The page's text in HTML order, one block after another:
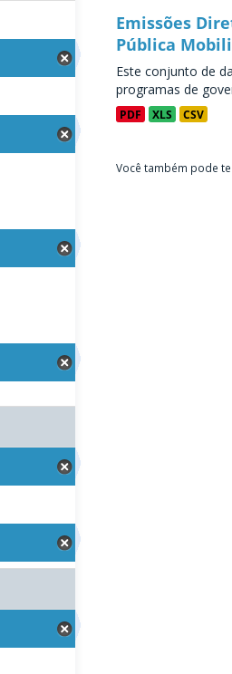
Emissões
Pública
Este conjunto de
programas de
PDF XLS CSV
Você também pode